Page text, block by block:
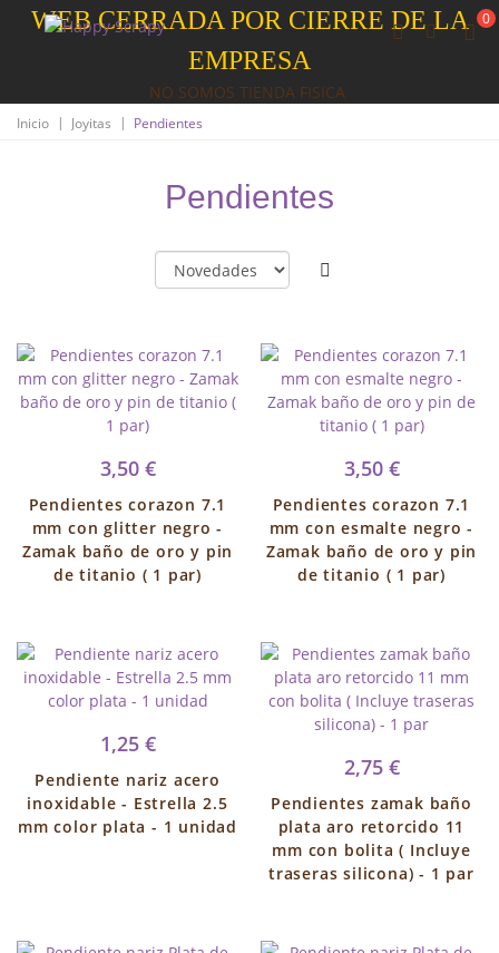
WEB CERRADA POR CIERRE DE LA
EMPRESA
NO SOMOS TIENDA FISICA
0
Inicio | Joyitas | Pendientes
Pendientes
3,50 €
Pendientes corazon 7.1
mm con glitter negro -
Zamak baño de oro y pin
de titanio ( 1 par)
3,50 €
Pendientes corazon 7.1
mm con esmalte negro -
Zamak baño de oro y pin
de titanio ( 1 par)
1,25 €
Pendiente nariz acero
inoxidable - Estrella 2.5
mm color plata - 1 unidad
2,75 €
Pendientes zamak baño
plata aro retorcido 11
mm con bolita ( Incluye
traseras silicona) - 1 par